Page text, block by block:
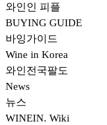
와인인 피플
BUYING GUIDE
바잉가이드
Wine in Korea
와인전국팔도
News
뉴스
WINEIN. Wiki